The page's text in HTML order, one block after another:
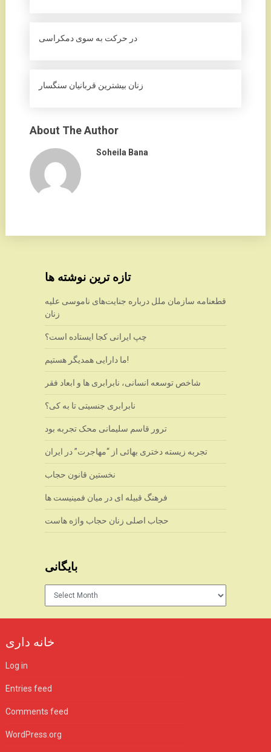
در حرکت به سوی دمکراسی
زنان بیشترین قربانیان سنگسار
About The Author
Soheila Bana
تازه ترین نوشته ها
قطعنامه سازمان ملل درباره جنایت‌های ناموسی علیه
زنان
چپ ایرانی کجا ایستاده است؟
ما دارایی همدیگر هستیم!
شاخص توسعه انسانی، نابرابری ها و ابعاد فقر
نابرابری جنسیتی تا به کی؟
ترور قاسم سلیمانی محک تجربه بود
تجربه زیسته دختری بهائی از “مهاجرت” در ایران
نخستین قانون حجاب
فرهنگ قبیله ای در میان فمینیست ها
حجاب اصلی زنان حجاب واژه هاست
بایگانی
بایگانی
خانه داری
Log in
Entries feed
Comments feed
WordPress.org